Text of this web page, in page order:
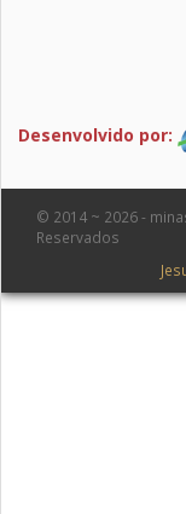
Desenvolvido por:
© 2014 ~ 2026 -
Reservados